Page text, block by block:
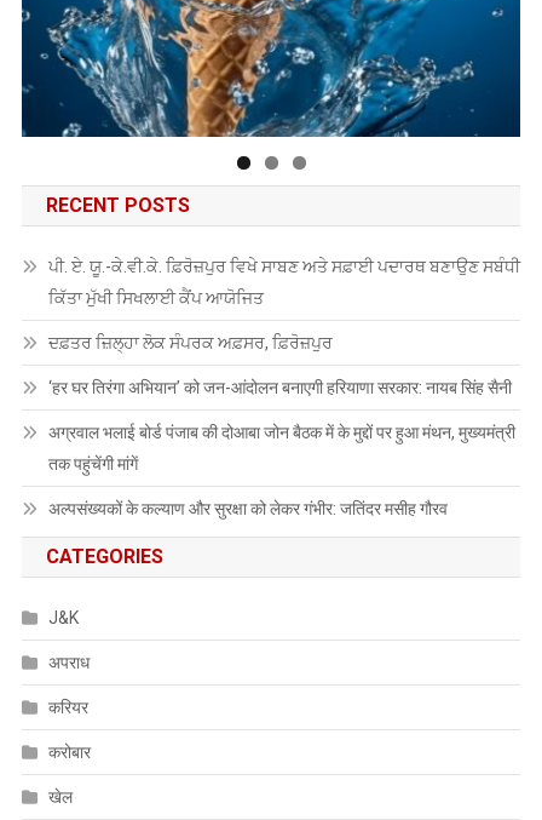
RECENT POSTS
ਪੀ. ਏ. ਯੂ.-ਕੇ.ਵੀ.ਕੇ. ਫ਼ਿਰੋਜ਼ਪੁਰ ਵਿਖੇ ਸਾਬਣ ਅਤੇ ਸਫ਼ਾਈ ਪਦਾਰਥ ਬਣਾਉਣ ਸਬੰਧੀ
ਕਿੱਤਾ ਮੁੱਖੀ ਸਿਖਲਾਈ ਕੈਂਪ ਆਯੋਜਿਤ
ਦਫ਼ਤਰ ਜ਼ਿਲ੍ਹਾ ਲੋਕ ਸੰਪਰਕ ਅਫ਼ਸਰ, ਫ਼ਿਰੋਜ਼ਪੁਰ
‘हर घर तिरंगा अभियान’ को जन-आंदोलन बनाएगी हरियाणा सरकार: नायब सिंह सैनी
अग्रवाल भलाई बोर्ड पंजाब की दोआबा जोन बैठक में के मुद्दों पर हुआ मंथन, मुख्यमंत्री
तक पहुंचेंगी मांगें
अल्पसंख्यकों के कल्याण और सुरक्षा को लेकर गंभीर: जतिंदर मसीह गौरव
CATEGORIES
J&K
अपराध
करियर
करोबार
खेल